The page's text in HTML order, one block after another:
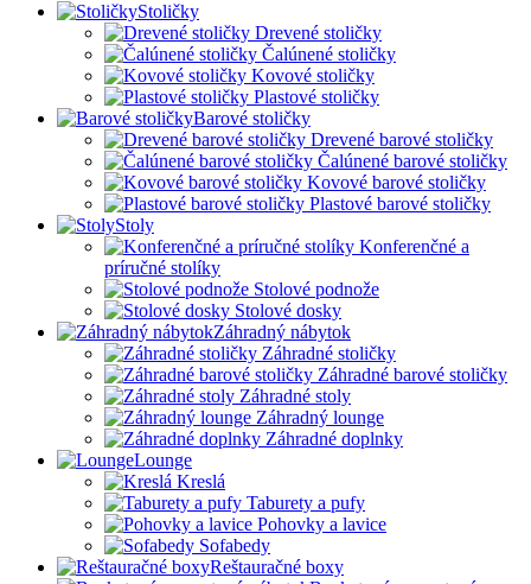
Stoličky
Drevené stoličky
Čalúnené stoličky
Kovové stoličky
Plastové stoličky
Barové stoličky
Drevené barové stoličky
Čalúnené barové stoličky
Kovové barové stoličky
Plastové barové stoličky
Stoly
Konferenčné a
príručné stolíky
Stolové podnože
Stolové dosky
Záhradný nábytok
Záhradné stoličky
Záhradné barové stoličky
Záhradné stoly
Záhradný lounge
Záhradné doplnky
Lounge
Kreslá
Taburety a pufy
Pohovky a lavice
Sofabedy
Reštauračné boxy